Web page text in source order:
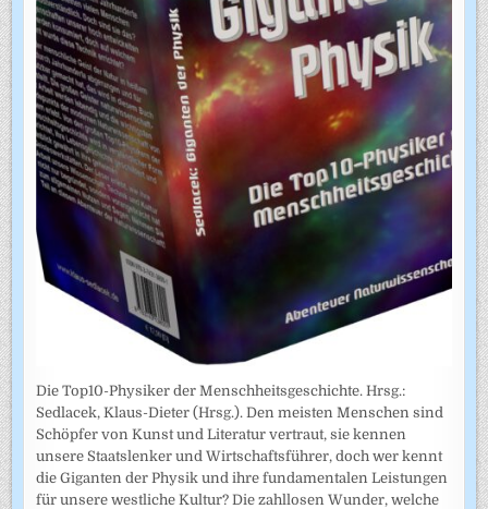
Die Top10-Physiker der Menschheitsgeschichte. Hrsg.:
Sedlacek, Klaus-Dieter (Hrsg.). Den meisten Menschen sind
Schöpfer von Kunst und Literatur vertraut, sie kennen
unsere Staatslenker und Wirtschaftsführer, doch wer kennt
die Giganten der Physik und ihre fundamentalen Leistungen
für unsere westliche Kultur? Die zahllosen Wunder, welche